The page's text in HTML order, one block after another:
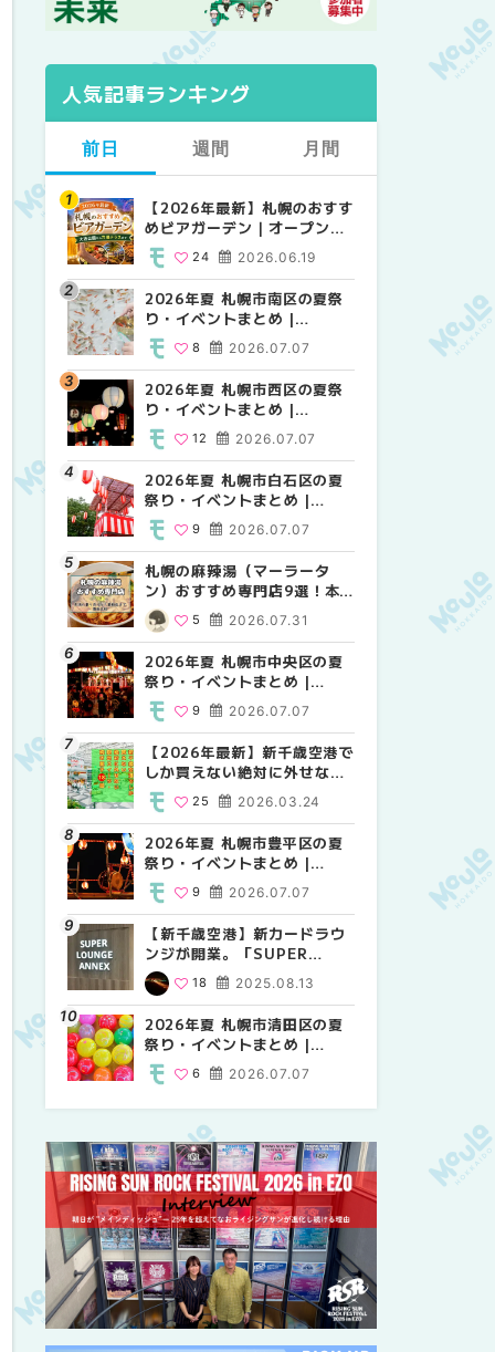
人気記事ランキング
前日
【2026年最新】札幌のおすす
めビアガーデン｜オープン日
順に徹底紹介！大通公園から
穴場テラスまで | MouLa
HOKKAIDO
2026.06.19
24
2026年夏 札幌市南区の夏祭
り・イベントまとめ |
MouLa HOKKAIDO
2026.07.07
8
2026年夏 札幌市西区の夏祭
り・イベントまとめ |
MouLa HOKKAIDO
2026.07.07
12
2026年夏 札幌市白石区の夏
祭り・イベントまとめ |
MouLa HOKKAIDO
2026.07.07
9
札幌の麻辣湯（マーラータ
ン）おすすめ専門店9選！本
場の量り売りから最新店まで
徹底比較 | MouLa
HOKKAIDO
2026.07.31
5
2026年夏 札幌市中央区の夏
祭り・イベントまとめ |
MouLa HOKKAIDO
2026.07.07
9
【2026年最新】新千歳空港で
しか買えない絶対に外せない
限定スイーツ・焼き菓子18選
| MouLa HOKKAIDO
2026.03.24
25
2026年夏 札幌市豊平区の夏
祭り・イベントまとめ |
MouLa HOKKAIDO
2026.07.07
9
【新千歳空港】新カードラウ
ンジが開業。「SUPER
LOUNGE ANNEX（スーパー
ラウンジアネックス）」をご
紹介！！ | MouLa
HOKKAIDO
2025.08.13
18
2026年夏 札幌市清田区の夏
祭り・イベントまとめ |
MouLa HOKKAIDO
2026.07.07
6
週間
【2026年最新】札幌のおすす
めビアガーデン｜オープン日
穴場テラスまで | MouLa
HOKKAIDO
24
2026年夏 札幌市西区の夏祭
り・イベントまとめ |
12
2026年夏 札幌市北区の夏祭
り・イベントまとめ |
9
2026年夏 札幌市白石区の夏
祭り・イベントまとめ |
9
2026年夏 札幌市手稲区の夏
祭り・イベントまとめ |
10
2026年夏 札幌市南区の夏祭
り・イベントまとめ |
8
2026年夏 札幌市清田区の夏
祭り・イベントまとめ |
6
2026年夏 札幌市豊平区の夏
祭り・イベントまとめ |
9
2026年夏 札幌市中央区の夏
祭り・イベントまとめ |
9
2026年夏 恵庭市・千歳市の
夏祭り・イベントまとめ |
9
月間
【2026年最新】札幌のおすす
めビアガーデン｜オープン日
穴場テラスまで | MouLa
HOKKAIDO
24
2026年夏 札幌市北区の夏祭
り・イベントまとめ |
9
2026年夏 札幌市西区の夏祭
り・イベントまとめ |
12
2026年夏 札幌市白石区の夏
祭り・イベントまとめ |
9
2026年夏 札幌市手稲区の夏
祭り・イベントまとめ |
10
2026年夏 札幌市清田区の夏
祭り・イベントまとめ |
6
札幌の麻辣湯（マーラータ
ン）おすすめ専門店6選！本
徹底比較 | MouLa
HOKKAIDO
5
【2026年最新】新千歳空港で
しか買えない絶対に外せない
限定スイーツ・焼き菓子18選
| MouLa HOKKAIDO
25
【新千歳空港】新カードラウ
ンジが開業。「SUPER
ラウンジアネックス）」をご
紹介！！ | MouLa
HOKKAIDO
18
2026年夏 札幌市豊平区の夏
祭り・イベントまとめ |
9